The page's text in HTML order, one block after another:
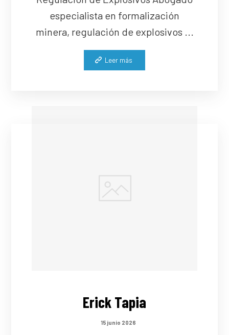
especialista en formalización
minera, regulación de explosivos ...
Leer más
Erick Tapia
15 junio 2026